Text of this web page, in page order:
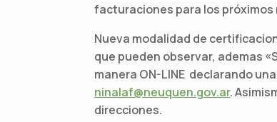
facturaciones para los
Nueva modalidad de
que pueden observar, ademas
manera ON-LINE declarando
ninalaf@neuquen.gov.ar.
direcciones.